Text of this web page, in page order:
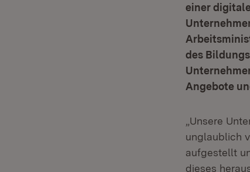
einer
des
Angebote
„Unsere
unglaublich
aufgestellt
dieses